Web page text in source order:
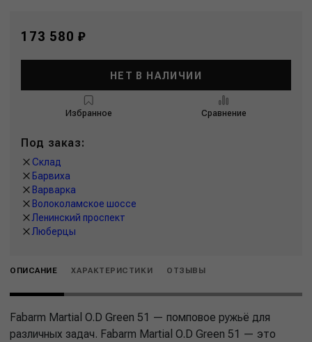
173 580 ₽
НЕТ В НАЛИЧИИ
Избранное Сравнение
Под заказ:
Склад
Барвиха
Варварка
Волоколамское шоссе
Ленинский проспект
Люберцы
ОПИСАНИЕ ХАРАКТЕРИСТИКИ ОТЗЫВЫ
Fabarm Martial O.D Green 51 — помповое ружьё для
различных задач. Fabarm Martial O.D Green 51 — это